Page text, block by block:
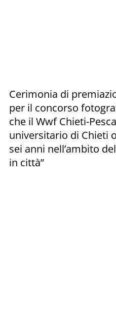
Cerimonia di
per il concorso
che il Wwf Chieti-
universitario di Chieti
sei anni nell’ambito
in città”